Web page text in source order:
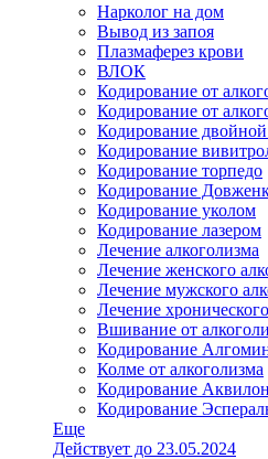
Нарколог на дом
Вывод из запоя
Плазмаферез крови
ВЛОК
Кодирование от
Кодирование от
Кодирование
Кодирование
Кодирование торпедо
Кодирование
Кодирование уколом
Кодирование лазером
Лечение алкоголизма
Лечение женского
Лечение мужского
Лечение
Вшивание от
Кодирование
Колме от алкоголизма
Кодирование
Кодирование
Еще
Действует до 23.05.2024